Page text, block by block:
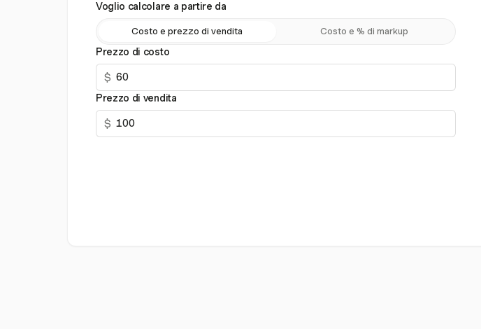
Voglio calcolare a partire da
Costo e prezzo di vendita Costo e % di markup
Prezzo di costo
$
Prezzo di vendita
$